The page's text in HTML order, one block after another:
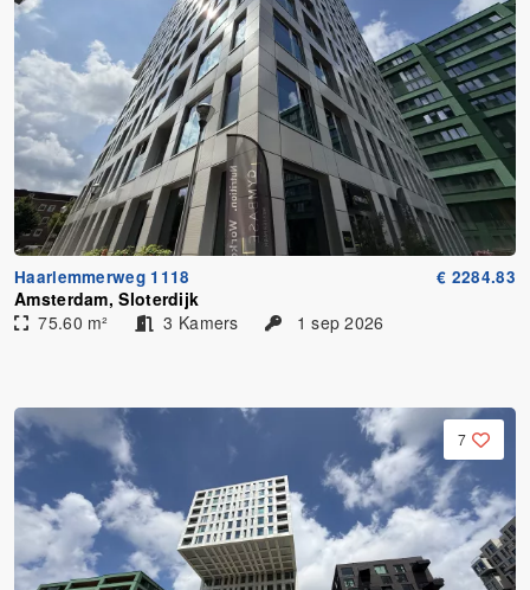
€ 2284.83
Haarlemmerweg 1118
Amsterdam, Sloterdijk
75.60 m²
3 Kamers 1 sep 2026
7